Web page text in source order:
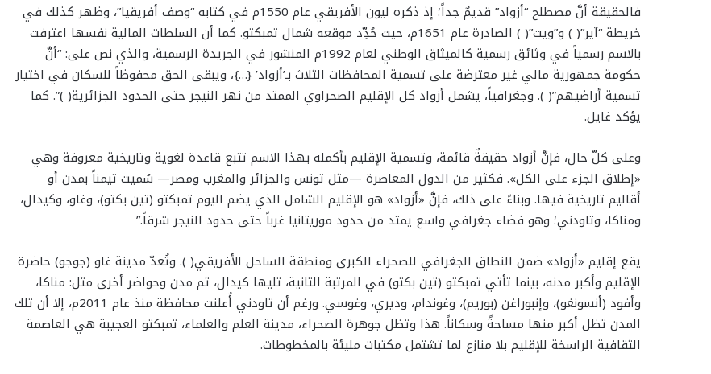
فالحقيقة أنَّ مصطلح “أزواد” قديمٌ جداً؛ إذ ذكره ليون الأفريقي عام 1550م في كتابه “وصف أفريقيا”، وظهر كذلك في
خريطة “آير”( ) و”ويت”( ) الصادرة عام 1651م، حيث حُدِّد موقعه شمال تمبكتو. كما أن السلطات المالية نفسها اعترفت
بالاسم رسمياً في وثائق رسمية كالميثاق الوطني لعام 1992م المنشور في الجريدة الرسمية، والذي نص على: “أنَّ
حكومة جمهورية مالي غير معترضة على تسمية المحافظات الثلاث بـ’أزواد’ {…}، ويبقى الحق محفوظاً للسكان في اختيار
تسمية أراضيهم”( ). وجغرافياً، يشمل أزواد كل الإقليم الصحراوي الممتد من نهر النيجر حتى الحدود الجزائرية( )”. كما
يؤكد غايل.
وعلى كلّ حال، فإنَّ أزواد حقيقةٌ قائمة، وتسمية الإقليم بأكمله بهذا الاسم تتبع قاعدة لغوية وتاريخية معروفة وهي
«إطلاق الجزء على الكل». فكثير من الدول المعاصرة —مثل تونس والجزائر والمغرب ومصر— سُميت تيمناً بمدن أو
أقاليم تاريخية فيها. وبناءً على ذلك، فإنَّ «أزواد» هو الإقليم الشامل الذي يضم اليوم تمبكتو (تين بكتو)، وغاو، وكيدال،
ومناكا، وتاودني؛ وهو فضاء جغرافي واسع يمتد من حدود موريتانيا غرباً حتى حدود النيجر شرقاً.”
يقع إقليم «أزواد» ضمن النطاق الجغرافي للصحراء الكبرى ومنطقة الساحل الأفريقي( ). وتُعدّ مدينة غاو (جوجو) حاضرة
الإقليم وأكبر مدنه، بينما تأتي تمبكتو (تين بكتو) في المرتبة الثانية، تليها كيدال، ثم مدن وحواضر أخرى مثل: مناكا،
وأفود (أنسونغو)، وإنبوراغن (بوريم)، وغوندام، وديري، وغوسي. ورغم أن تاودني أُعلنت محافظة منذ عام 2011م، إلا أن تلك
المدن تظل أكبر منها مساحةً وسكاناً. هذا وتظل جوهرة الصحراء، مدينة العلم والعلماء، تمبكتو العجيبة هي العاصمة
الثقافية الراسخة للإقليم بلا منازع لما تشتمل مكتبات مليئة بالمخطوطات.